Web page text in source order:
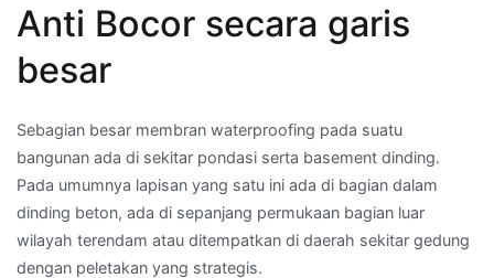
Anti Bocor secara garis
besar
Sebagian besar membran waterproofing pada suatu
bangunan ada di sekitar pondasi serta basement dinding.
Pada umumnya lapisan yang satu ini ada di bagian dalam
dinding beton, ada di sepanjang permukaan bagian luar
wilayah terendam atau ditempatkan di daerah sekitar gedung
dengan peletakan yang strategis.